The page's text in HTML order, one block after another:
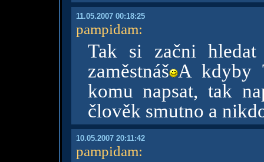
11.05.2007 00:18:25
pampidam:
Tak si začni hledat
zaměstnáš A kdyby
komu napsat, tak
člověk smutno a
10.05.2007 20:11:42
pampidam: